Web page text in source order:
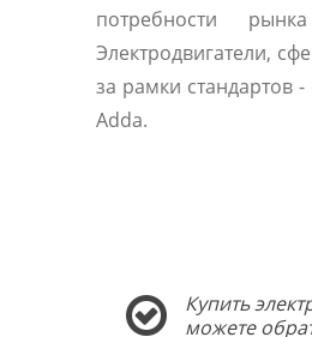
потребности
Электродвигатели,
за рамки стандартов
Adda.
Купить
можете